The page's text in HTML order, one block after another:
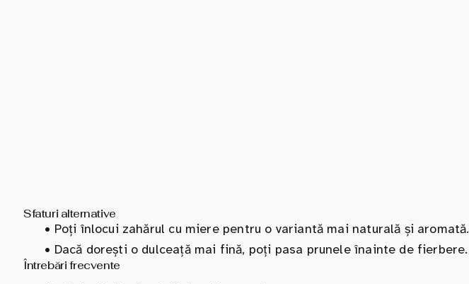
Sfaturi alternative
• Poți înlocui zahărul cu miere pentru o variantă mai naturală și aromată.
• Dacă dorești o dulceață mai fină, poți pasa prunele înainte de fierbere.
Întrebări frecvente